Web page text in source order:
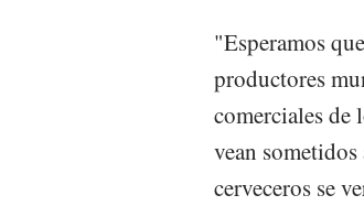
"Esperamos
productores
comerciales de
vean
cerveceros se